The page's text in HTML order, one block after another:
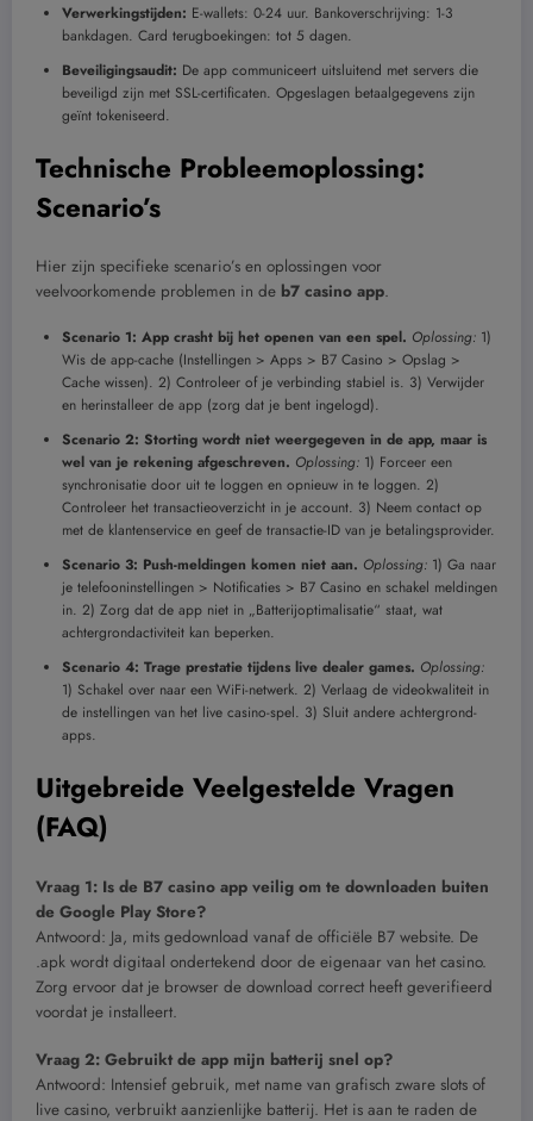
Verwerkingstijden: E-wallets: 0-24 uur. Bankoverschrijving: 1-3
bankdagen. Card terugboekingen: tot 5 dagen.
Beveiligingsaudit: De app communiceert uitsluitend met servers die
beveiligd zijn met SSL-certificaten. Opgeslagen betaalgegevens zijn
geïnt tokeniseerd.
Technische Probleemoplossing:
Scenario’s
Hier zijn specifieke scenario’s en oplossingen voor
veelvoorkomende problemen in de b7 casino app.
Scenario 1: App crasht bij het openen van een spel. Oplossing: 1)
Wis de app-cache (Instellingen > Apps > B7 Casino > Opslag >
Cache wissen). 2) Controleer of je verbinding stabiel is. 3) Verwijder
en herinstalleer de app (zorg dat je bent ingelogd).
Scenario 2: Storting wordt niet weergegeven in de app, maar is
wel van je rekening afgeschreven. Oplossing: 1) Forceer een
synchronisatie door uit te loggen en opnieuw in te loggen. 2)
Controleer het transactieoverzicht in je account. 3) Neem contact op
met de klantenservice en geef de transactie-ID van je betalingsprovider.
Scenario 3: Push-meldingen komen niet aan. Oplossing: 1) Ga naar
je telefooninstellingen > Notificaties > B7 Casino en schakel meldingen
in. 2) Zorg dat de app niet in „Batterijoptimalisatie“ staat, wat
achtergrondactiviteit kan beperken.
Scenario 4: Trage prestatie tijdens live dealer games. Oplossing:
1) Schakel over naar een WiFi-netwerk. 2) Verlaag de videokwaliteit in
de instellingen van het live casino-spel. 3) Sluit andere achtergrond-
apps.
Uitgebreide Veelgestelde Vragen
(FAQ)
Vraag 1: Is de B7 casino app veilig om te downloaden buiten
de Google Play Store?
Antwoord: Ja, mits gedownload vanaf de officiële B7 website. De
.apk wordt digitaal ondertekend door de eigenaar van het casino.
Zorg ervoor dat je browser de download correct heeft geverifieerd
voordat je installeert.
Vraag 2: Gebruikt de app mijn batterij snel op?
Antwoord: Intensief gebruik, met name van grafisch zware slots of
live casino, verbruikt aanzienlijke batterij. Het is aan te raden de